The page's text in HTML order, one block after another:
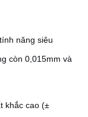
năng siêu
còn 0,015mm và
khắc cao (±